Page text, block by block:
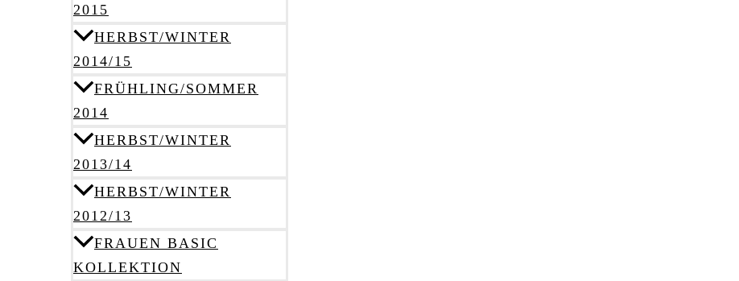
2015
HERBST/WINTER
2014/15
FRÜHLING/SOMMER
2014
HERBST/WINTER
2013/14
HERBST/WINTER
2012/13
FRAUEN BASIC
KOLLEKTION